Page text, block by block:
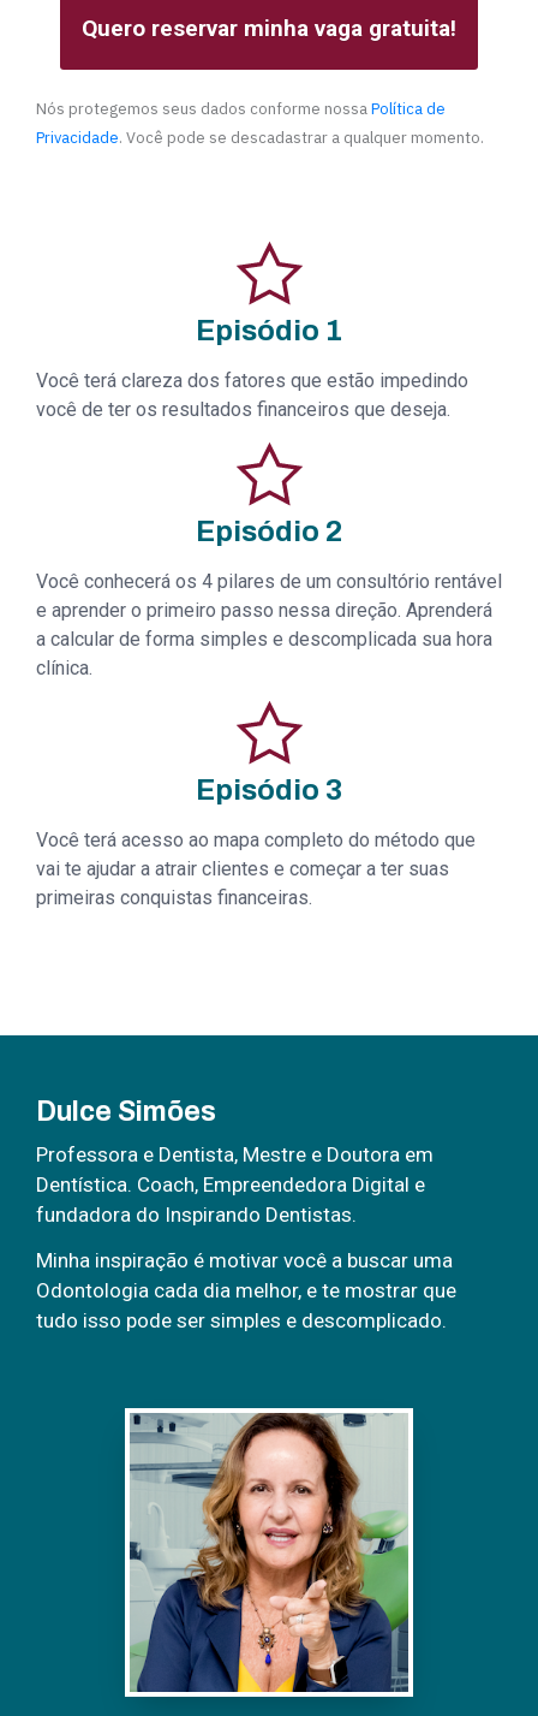
Quero reservar minha vaga gratuita!
Nós protegemos seus dados conforme nossaPolítica de
Privacidade. Você pode se descadastrar a qualquer momento.
Episódio 1
Você terá clareza dos fatores que estão impedindo
você de ter os resultados financeiros que deseja.
Episódio 2
Você conhecerá os 4 pilares de um consultório rentável
e aprender o primeiro passo nessa direção. Aprenderá
a calcular de forma simples e descomplicada sua hora
clínica.
Episódio 3
Você terá acesso ao mapa completo do método que
vai te ajudar a atrair clientes e começar a ter suas
primeiras conquistas financeiras.
Dulce Simões
Professora e Dentista, Mestre e Doutora em
Dentística. Coach, Empreendedora Digital e
fundadora do Inspirando Dentistas.
Minha inspiração é motivar você a buscar uma
Odontologia cada dia melhor, e te mostrar que
tudo isso pode ser simples e descomplicado.